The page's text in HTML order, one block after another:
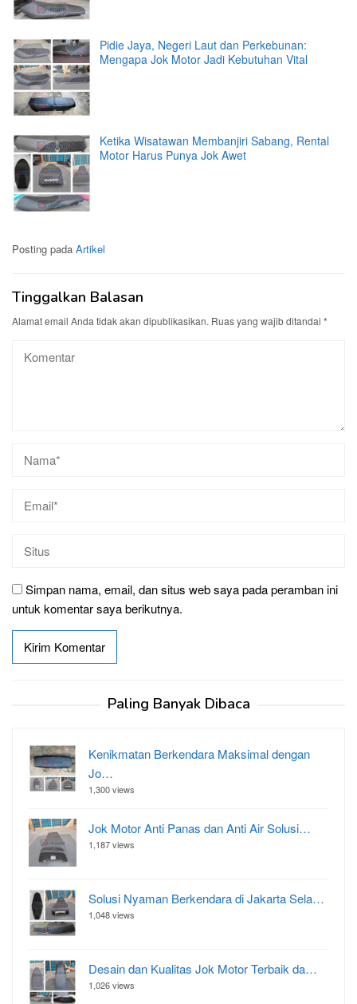
Pidie Jaya, Negeri Laut dan Perkebunan:
Mengapa Jok Motor Jadi Kebutuhan Vital
Ketika Wisatawan Membanjiri Sabang, Rental
Motor Harus Punya Jok Awet
Posting pada Artikel
Tinggalkan Balasan
Alamat email Anda tidak akan dipublikasikan. Ruas yang wajib ditandai *
Simpan nama, email, dan situs web saya pada peramban ini
untuk komentar saya berikutnya.
Paling Banyak Dibaca
Kenikmatan Berkendara Maksimal dengan
Jo…
1,300 views
Jok Motor Anti Panas dan Anti Air Solusi…
1,187 views
Solusi Nyaman Berkendara di Jakarta Sela…
1,048 views
Desain dan Kualitas Jok Motor Terbaik da…
1,026 views